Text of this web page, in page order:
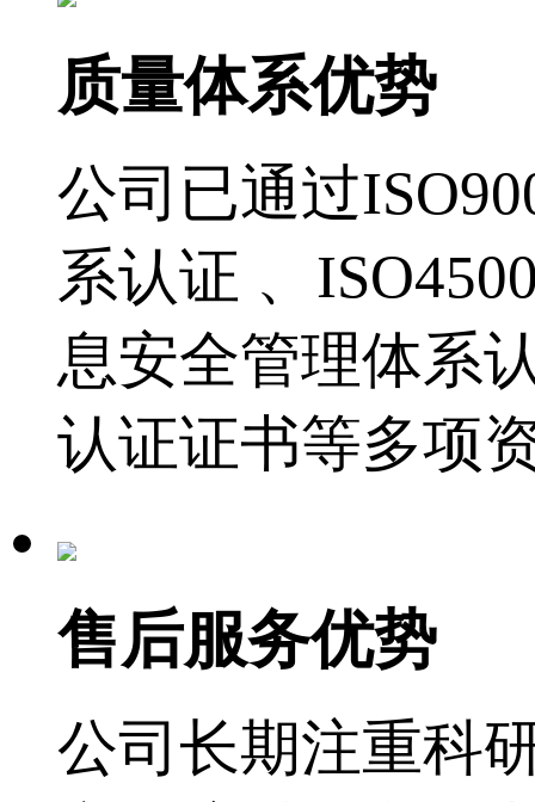
质量体系优势
公司已通过
系认证 、
息安全管理体系
认证证书等多项
售后服务优势
公司长期注重科